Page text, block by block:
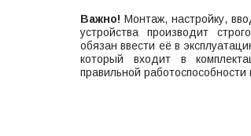
Важно! Монтаж, настройку,
устройства производит
обязан ввести её в
который входит в
правильной работоспособности